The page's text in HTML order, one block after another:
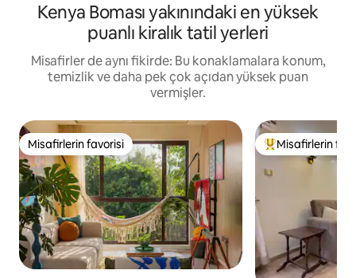
Kenya Boması yakınındaki en yüksek
puanlı kiralık tatil yerleri
Misafirler de aynı fikirde: Bu konaklamalara konum,
temizlik ve daha pek çok açıdan yüksek puan
vermişler.
Misafirlerin favorisi
Misafirlerin favorisi Misafirlerin
Misafirlerin